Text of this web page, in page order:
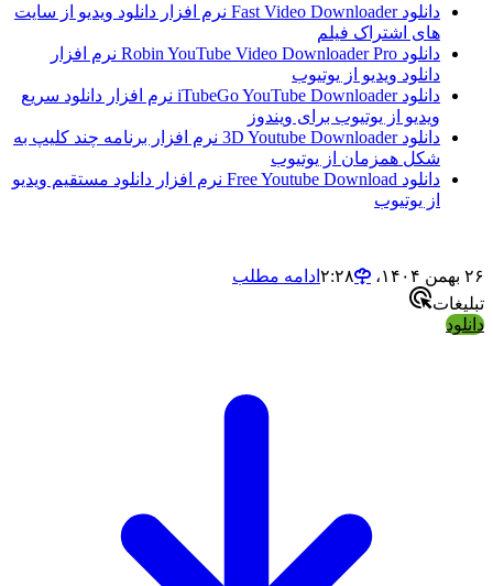
دانلود Fast Video Downloader نرم افزار دانلود ویدیو از سایت
های اشتراک فیلم
دانلود Robin YouTube Video Downloader Pro نرم افزار
دانلود ویدیو از یوتیوب
دانلود iTubeGo YouTube Downloader نرم افزار دانلود سریع
ویدیو از یوتیوب برای ویندوز
دانلود 3D Youtube Downloader نرم افزار برنامه چند کلیپ به
شکل همزمان از یوتیوب
دانلود Free Youtube Download نرم افزار دانلود مستقیم ویدیو
از یوتیوب
۲۶ بهمن ۱۴۰۴،‏ ۲:۲۸
ادامه مطلب
تبلیغات
دانلود